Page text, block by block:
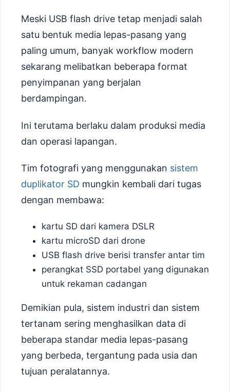
Meski USB flash drive tetap menjadi salah
satu bentuk media lepas-pasang yang
paling umum, banyak workflow modern
sekarang melibatkan beberapa format
penyimpanan yang berjalan
berdampingan.
Ini terutama berlaku dalam produksi media
dan operasi lapangan.
Tim fotografi yang menggunakan sistem
duplikator SD mungkin kembali dari tugas
dengan membawa:
kartu SD dari kamera DSLR
kartu microSD dari drone
USB flash drive berisi transfer antar tim
perangkat SSD portabel yang digunakan
untuk rekaman cadangan
Demikian pula, sistem industri dan sistem
tertanam sering menghasilkan data di
beberapa standar media lepas-pasang
yang berbeda, tergantung pada usia dan
tujuan peralatannya.